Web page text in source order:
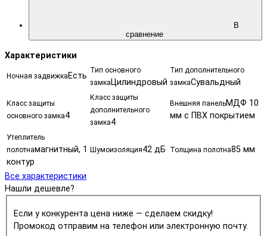
В
сравнение
Характеристики
Ночная задвижка Есть
Тип основного
замка Цилиндровый
Тип дополнительного
замкаСувальдный
Класс защиты
основного замка4
Класс защиты
дополнительного
замка4
Внешняя панельМДФ 10
мм с ПВХ покрытием
Утеплитель
полотнамагнитный, 1
контур
Шумоизоляция42 дБ Толщина полотна85 мм
Все характеристики
Нашли дешевле?
Если у конкурента цена ниже — сделаем скидку!
Промокод отправим на телефон или электронную почту.